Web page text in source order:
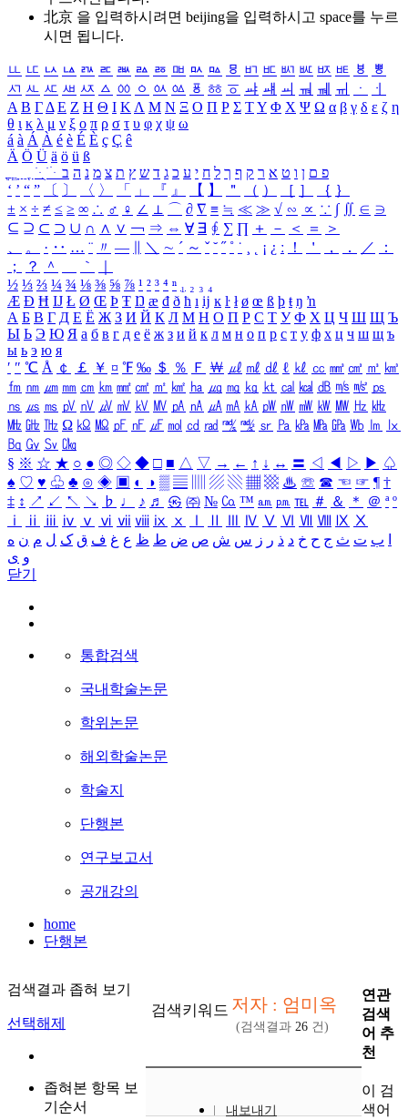
北京 을 입력하시려면 beijing을 입력하시고 space를 누르
시면 됩니다.
ㅥ ㅦ ㅧ ㅨ ㅩ ㅪ ㅫ ㅬ ㅭ ㅮ ㅯ ㅰ ㅱ ㅲ ㅳ ㅴ ㅵ ㅶ ㅷ ㅸ
ㅹ
ㅺ ㅻ ㅼ ㅽ ㅾ ㅿ ㆀ ㆁ ㆂ ㆃ ㆄ ㆅ ㆆ ㆇ ㆈ ㆉ ㆊ ㆋ ㆌ ㆍ
ㆎ
Α Β ΓΔ Ε Ζ Η Θ Ι ΚΛ Μ Ν Ξ Ο Π Ρ Σ ΤΥ Φ Χ Ψ Ω α β γ δ ε ζ η
θ ι κ λ μ ν ξ ο π ρ σ τ υ φ χ ψ ω
á à Á À é è É È ç Ç ê
Ä Ö Ü ä ö ü ß
ִֶֹ ֻּ ׁׂ פ ם ן ו ט א ר ק ף ך ל ח י ע כ ג ד ש ץ ת צ מ נ ה ב
‘ ’ “ ” 〔 〕 〈 〉 「 」 『 』 【 】 ＂ （ ） ［ ］ ｛ ｝
± × ÷ ≠ ≤ ≥ ∞ ∴ ♂ ♀ ∠ ⊥ ⌒ ∂ ∇ ≡ ≒ ≪ ≫ √ ∽ ∝ ∵ ∫ ∬ ∈ ∋
⊆ ⊇ ⊂ ⊃ ∪ ∩ ∧ ∨ ￢ ⇒ ⇔ ∀ ∃ ∮ ∑ ∏ ＋ － ＜ ＝
＞
、
。 · ‥ … ¨ 〃 ― ＼ ∼ ´ ～ ˇ ˘ ˝ ˚ ˙ ¸ ¡ ¿ ː ！ ＇ ， ． ／
：
；
？ ＾ ｀
½ ⅓ ⅔ ¼ ¾ ⅛ ⅜ ⅝ ⅞ ¹ ² ³ ⁴ ⁿ ₁ ₂ ₃ ₄
Æ Ð Ħ Ĳ Ł Ø Œ Þ Ŧ Ŋ æ đ ð ħ ı ĳ ĸ ŀ ł ø œ ß þ ŧ ŋ ŉ
А Б В Г Д Е Ё Ж З И Й К Л М Н О П Р С Т У Ф Х Ц Ч Ш Щ Ъ
Ы Ь Э Ю Я а б в г д е ё ж з и й к л м н о п р с т у ф х ц ч ш щ ъ
ы ь э ю я
′ ″ ℃ Å ￠ ￡ ￥ ¤ ℉ ‰ ＄ ％ Ｆ ￦ ㎕ ㎖ ㎗ ℓ ㎘ ㏄ ㎣ ㎤ ㎥ ㎦
㎙ ㎚ ㎛ ㎜ ㎝ ㎞ ㎟ ㎠ ㎡ ㎢ ㏊ ㎍ ㎎ ㎏ ㏏ ㎈ ㎉ ㏈ ㎧ ㎨ ㎰
㎱ ㎲ ㎳ ㎴ ㎵ ㎶ ㎷ ㎸ ㎹ ㎀ ㎁ ㎂ ㎃ ㎄ ㎺ ㎻ ㎽ ㎾ ㎿ ㎐ ㎑
㎒ ㎓ ㎔ Ω ㏀ ㏁ ㎊ ㎋ ㎌ ㏖ ㏅ ㎭ ㎮ ㎯ ㏛ ㎩ ㎪ ㎫ ㎬ ㏝ ㏐
㏓
㏃ ㏉ ㏜ ㏆
§ ※ ☆ ★ ○ ● ◎ ◇ ◆ □ ■ △ ▽ → ← ↑ ↓ ↔ 〓 ◁ ◀ ▷ ▶ ♤
♠ ♡ ♥ ♧ ♣ ⊙ ◈ ▣ ◐ ◑ ▒ ▤ ▨ ▧ ▦ ▩ ♨ ☏ ☎ ☜ ☞ ¶ †
‡ ↕ ↗ ↙ ↖ ↘ ♭ ♩ ♪ ♬ ㉿ ㈜ № ㏇ ™ ㏂ ㏘ ℡ ＃ ＆ ＊ ＠ ª º
ⅰ
ⅱ ⅲ ⅳ ⅴ ⅵ ⅶ ⅷ ⅸ ⅹ Ⅳ Ⅴ Ⅵ Ⅶ Ⅷ Ⅸ Ⅹ
ب ت ث ج ح خ د ذ ر ز س ش ص ض ط ظ ع غ ف ق ک ل م ن ه
و ی
닫기
통합검색
국내학술논문
학위논문
해외학술논문
학술지
단행본
연구보고서
공개강의
home
단행본
검색결과 좁혀 보기
선택해제
좁혀본 항목 보
기순서
검색키워드 저자 : 엄미옥
(검색결과 26 건)
내보내기
연관
검색
어 추
천
이 검
색어